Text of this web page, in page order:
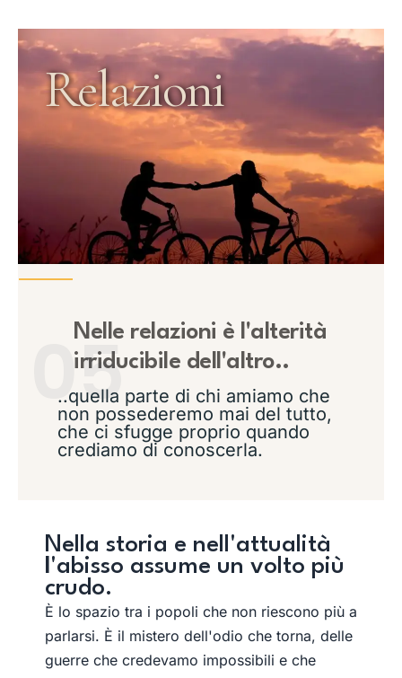
Nelle relazioni è l'alterità
irriducibile dell'altro..
..quella parte di chi amiamo che
non possederemo mai del tutto,
che ci sfugge proprio quando
crediamo di conoscerla.
05
Relazioni
Nella storia e nell'attualità
l'abisso assume un volto più
crudo.
È lo spazio tra i popoli che non riescono più a
parlarsi. È il mistero dell'odio che torna, delle
guerre che credevamo impossibili e che